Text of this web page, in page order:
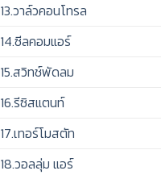
13.วาล์วคอนโทรล
14.ซีลคอมแอร์
15.สวิทช์พัดลม
16.รีซิสแตนท์
17.เทอร์โมสตัท
18.วอลลุ่ม แอร์